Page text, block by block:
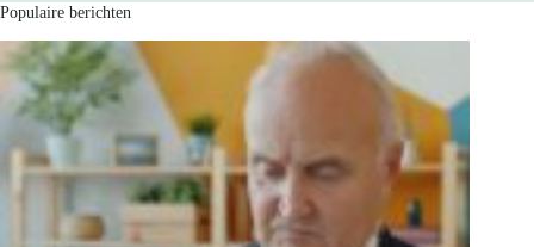
Populaire berichten